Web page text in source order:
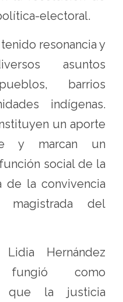
electoral.
resonancia y
asuntos
barrios
indígenas.
un aporte
y marcan un
social de la
de la convivencia
magistrada del
Hernández
fungió como
que la justicia